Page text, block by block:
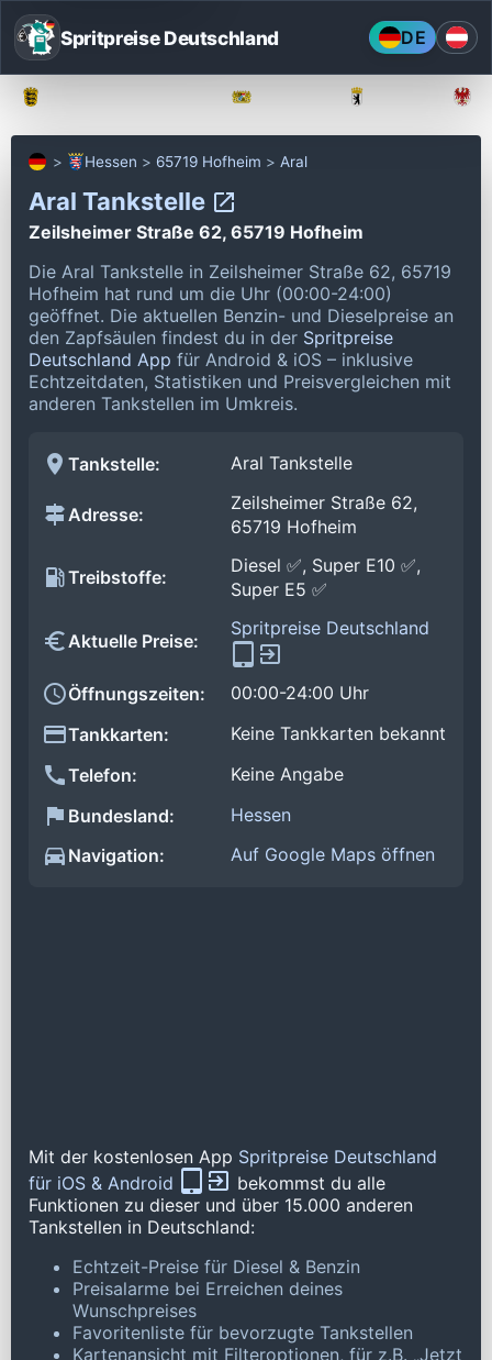
Spritpreise Deutschland DE
Hessen 65719 Hofheim Aral
Aral Tankstelle
Zeilsheimer Straße 62, 65719 Hofheim
Die Aral Tankstelle in Zeilsheimer Straße 62, 65719
Hofheim hat rund um die Uhr (00:00-24:00)
geöffnet. Die aktuellen Benzin- und Dieselpreise an
den Zapfsäulen findest du in der Spritpreise
Deutschland App für Android & iOS – inklusive
Echtzeitdaten, Statistiken und Preisvergleichen mit
anderen Tankstellen im Umkreis.
Tankstelle: Aral Tankstelle
Adresse:
Zeilsheimer Straße 62,
65719 Hofheim
Treibstoffe:
Diesel ✅, Super E10 ✅,
Super E5 ✅
Aktuelle Preise:
Spritpreise Deutschland
Öffnungszeiten:
00:00-24:00 Uhr
Tankkarten:
Keine Tankkarten bekannt
Telefon:
Keine Angabe
Bundesland:
Hessen
Navigation:
Auf Google Maps öffnen
Mit der kostenlosen App Spritpreise Deutschland
für iOS & Android
bekommst du alle
Funktionen zu dieser und über 15.000 anderen
Tankstellen in Deutschland:
Echtzeit-Preise für Diesel & Benzin
Preisalarme bei Erreichen deines
Wunschpreises
Favoritenliste für bevorzugte Tankstellen
Kartenansicht mit Filteroptionen, für z.B. „Jetzt